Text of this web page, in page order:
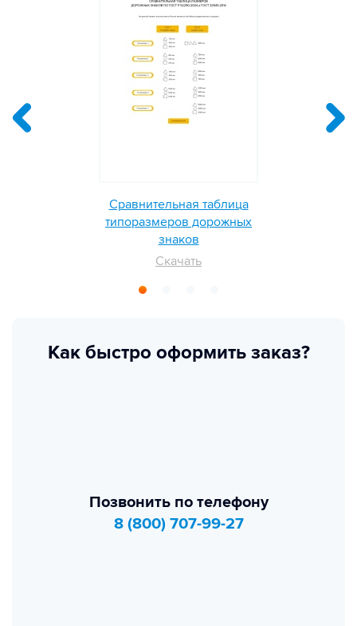
Сравнительная таблица
типоразмеров дорожных
знаков
Скачать
Как быстро оформить заказ?
Позвонить по телефону
8 (800) 707-99-27